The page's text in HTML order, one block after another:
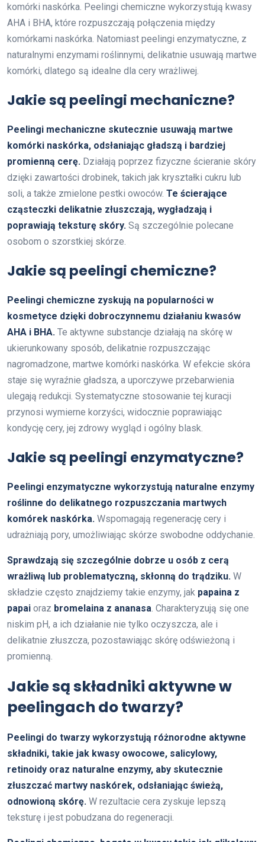
komórki naskórka. Peelingi chemiczne wykorzystują kwasy
AHA i BHA, które rozpuszczają połączenia między
komórkami naskórka. Natomiast peelingi enzymatyczne, z
naturalnymi enzymami roślinnymi, delikatnie usuwają martwe
komórki, dlatego są idealne dla cery wrażliwej.
Jakie są peelingi mechaniczne?
Peelingi mechaniczne skutecznie usuwają martwe
komórki naskórka, odsłaniając gładszą i bardziej
promienną cerę. Działają poprzez fizyczne ścieranie skóry
dzięki zawartości drobinek, takich jak kryształki cukru lub
soli, a także zmielone pestki owoców. Te ścierające
cząsteczki delikatnie złuszczają, wygładzają i
poprawiają teksturę skóry. Są szczególnie polecane
osobom o szorstkiej skórze.
Jakie są peelingi chemiczne?
Peelingi chemiczne zyskują na popularności w
kosmetyce dzięki dobroczynnemu działaniu kwasów
AHA i BHA. Te aktywne substancje działają na skórę w
ukierunkowany sposób, delikatnie rozpuszczając
nagromadzone, martwe komórki naskórka. W efekcie skóra
staje się wyraźnie gładsza, a uporczywe przebarwienia
ulegają redukcji. Systematyczne stosowanie tej kuracji
przynosi wymierne korzyści, widocznie poprawiając
kondycję cery, jej zdrowy wygląd i ogólny blask.
Jakie są peelingi enzymatyczne?
Peelingi enzymatyczne wykorzystują naturalne enzymy
roślinne do delikatnego rozpuszczania martwych
komórek naskórka. Wspomagają regenerację cery i
udrażniają pory, umożliwiając skórze swobodne oddychanie.
Sprawdzają się szczególnie dobrze u osób z cerą
wrażliwą lub problematyczną, skłonną do trądziku. W
składzie często znajdziemy takie enzymy, jak papaina z
papai oraz bromelaina z ananasa. Charakteryzują się one
niskim pH, a ich działanie nie tylko oczyszcza, ale i
delikatnie złuszcza, pozostawiając skórę odświeżoną i
promienną.
Jakie są składniki aktywne w
peelingach do twarzy?
Peelingi do twarzy wykorzystują różnorodne aktywne
składniki, takie jak kwasy owocowe, salicylowy,
retinoidy oraz naturalne enzymy, aby skutecznie
złuszczać martwy naskórek, odsłaniając świeżą,
odnowioną skórę. W rezultacie cera zyskuje lepszą
teksturę i jest pobudzana do regeneracji.